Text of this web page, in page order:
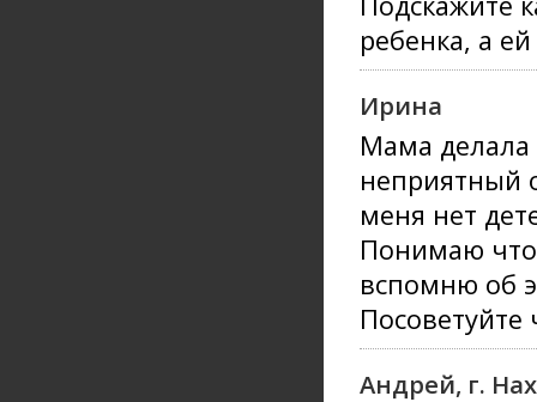
ребенка, а
Ирина
Мама делала
неприятный
меня нет
Понимаю что
вспомню об
Посоветуйте
Андрей, г.